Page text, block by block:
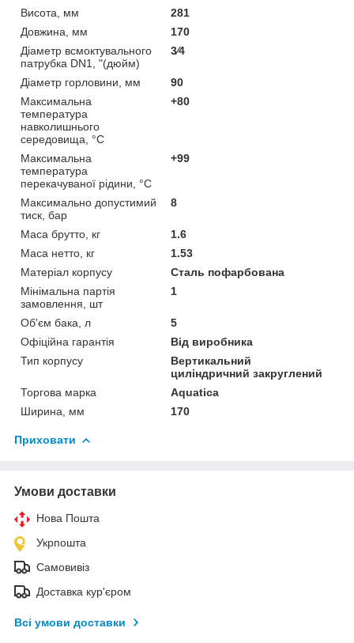
Висота, мм
281
Довжина, мм
170
Діаметр всмоктувального
патрубка DN1, "(дюйм)
3⁄4
Діаметр горловини, мм
90
Максимальна
температура
навколишнього
середовища, °C
+80
Максимальна
температура
перекачуваної рідини, °C
+99
Максимально допустимий
тиск, бар
8
Маса брутто, кг
1.6
Маса нетто, кг
1.53
Матеріал корпусу
Сталь пофарбована
Мінімальна партія
замовлення, шт
1
Об'єм бака, л
5
Офіційна гарантія
Від виробника
Тип корпусу
Вертикальний
циліндричний закруглений
Торгова марка
Aquatica
Ширина, мм
170
Приховати
Умови доставки
Нова Пошта
Укрпошта
Самовивіз
Доставка кур'єром
Всі умови доставки